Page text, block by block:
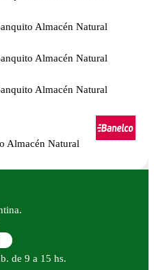
de 9 a 15 hs.